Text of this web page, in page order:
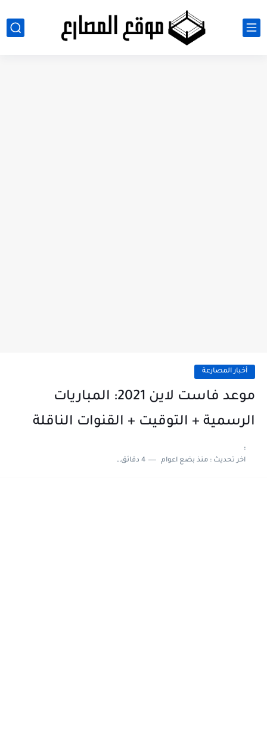
أخبار المصارعة
موعد فاست لاين 2021: المباريات
الرسمية + التوقيت + القنوات الناقلة
:
اخر تحديث :منذ بضع اعوام 4 دقائق للقراءة